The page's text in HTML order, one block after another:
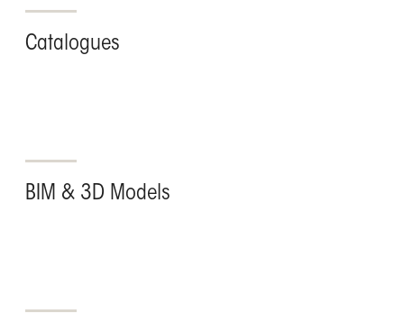
Catalogues
BIM & 3D Models